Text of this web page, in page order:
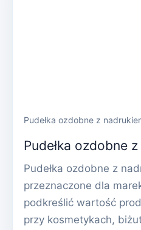
Pudełka ozdobne z
Pudełka ozdobne
Pudełka ozdobne z
przeznaczone dla
podkreślić wartość
przy kosmetykach,